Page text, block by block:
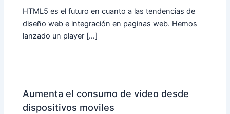
HTML5 es el futuro en cuanto a las tendencias de
diseño web e integración en paginas web. Hemos
lanzado un player […]
Aumenta el consumo de video desde
dispositivos moviles